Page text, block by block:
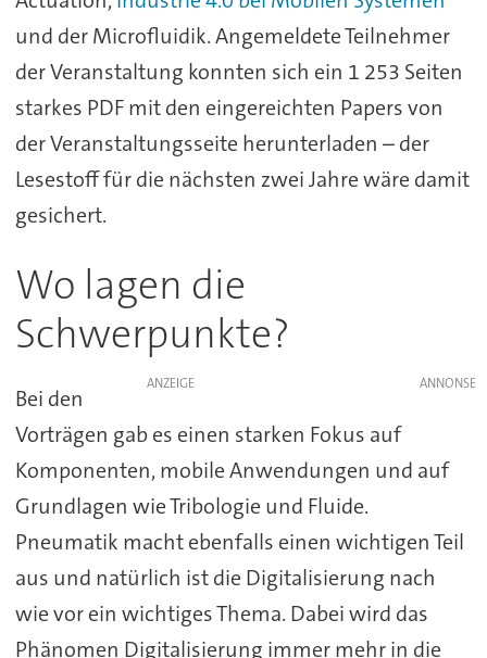
und der Microfluidik. Angemeldete Teilnehmer
der Veranstaltung konnten sich ein 1 253 Seiten
starkes PDF mit den eingereichten Papers von
der Veranstaltungsseite herunterladen – der
Lesestoff für die nächsten zwei Jahre wäre damit
gesichert.
Wo lagen die
Schwerpunkte?
ANZEIGE
Bei den
Vorträgen gab es einen starken Fokus auf
Komponenten, mobile Anwendungen und auf
Grundlagen wie Tribologie und Fluide.
Pneumatik macht ebenfalls einen wichtigen Teil
aus und natürlich ist die Digitalisierung nach
wie vor ein wichtiges Thema. Dabei wird das
Phänomen Digitalisierung immer mehr in die